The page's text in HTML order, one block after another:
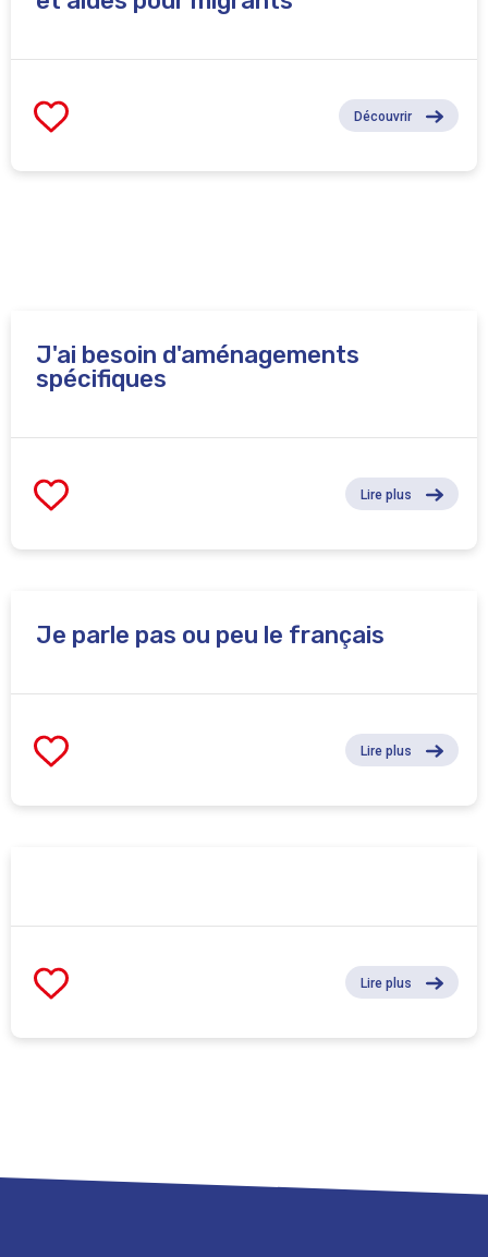
Découvrir
J'ai besoin d'aménagements
spécifiques
Lire plus
Je parle pas ou peu le français
Lire plus
Lire plus